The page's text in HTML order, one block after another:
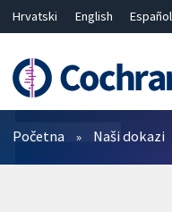
Hrvatski English Español
繁體中文
简体中文
Prečistači
Početna Naši dokazi